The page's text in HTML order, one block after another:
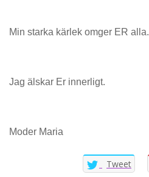
Min starka kärlek omger ER alla.
Jag älskar Er innerligt.
Moder Maria
Tweet